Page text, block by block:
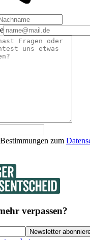
zum
verpassen?
Newsletter